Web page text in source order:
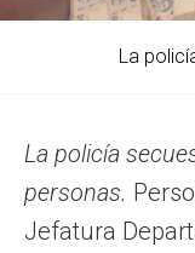
La
La policía
personas.
Jefatura